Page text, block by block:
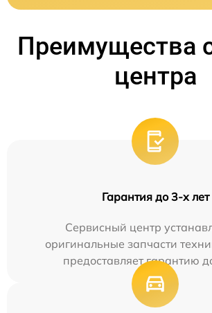
Преимущества
центра
Гарантия до 3-х лет
Сервисный центр
оригинальные запчасти
предоставляет гарантию